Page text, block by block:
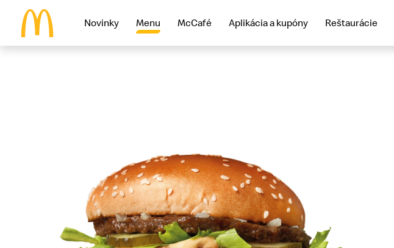
McDonald's Homepage
Novinky Menu McCafé Aplikácia a kupóny Reštaurácie